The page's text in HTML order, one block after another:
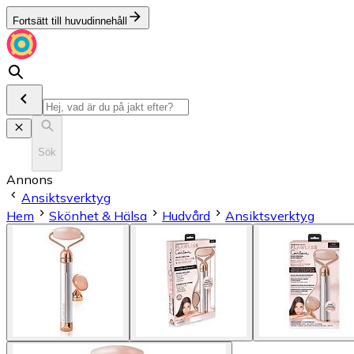
Fortsätt till huvudinnehåll
Sök
Annons
Ansiktsverktyg
Hem
Skönhet & Hälsa Hudvård Ansiktsverktyg